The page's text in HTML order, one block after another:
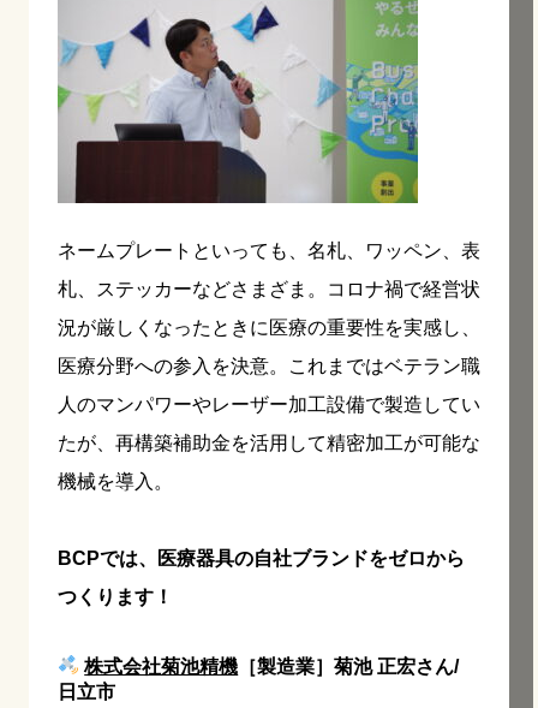
ネームプレートといっても、名札、ワッペン、表
札、ステッカーなどさまざま。コロナ禍で経営状
況が厳しくなったときに医療の重要性を実感し、
医療分野への参入を決意。これまではベテラン職
人のマンパワーやレーザー加工設備で製造してい
たが、再構築補助金を活用して精密加工が可能な
機械を導入。
BCPでは、医療器具の自社ブランドをゼロから
つくります！
株式会社菊池精機 ［製造業］菊池 正宏さん/
日立市